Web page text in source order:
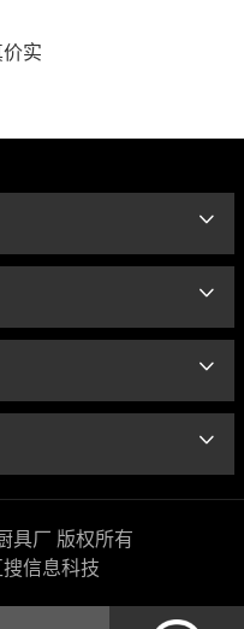
实
具厂 版权所有
信息科技